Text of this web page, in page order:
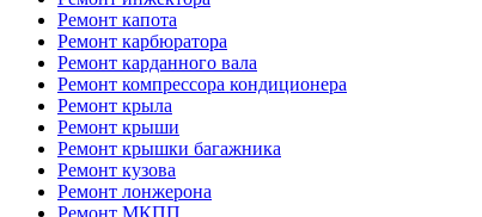
Ремонт капота
Ремонт карбюратора
Ремонт карданного вала
Ремонт компрессора кондиционера
Ремонт крыла
Ремонт крыши
Ремонт крышки багажника
Ремонт кузова
Ремонт лонжерона